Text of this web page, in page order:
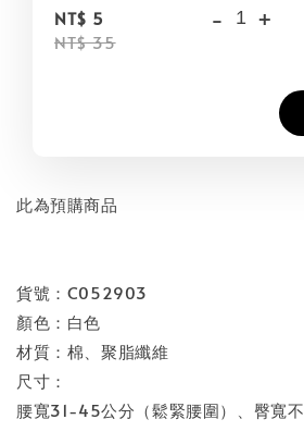
NT$ 5
NT$ 35
- +
此為預購商品
貨號：C052903
顏色：白色
材質：棉、聚脂纖維
尺寸：
腰寬31-45公分（鬆緊腰圍）、臀寬